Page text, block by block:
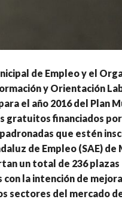
de Empleo y el
y Orientación
el año 2016 del Plan
gratuitos financiados por
que estén
de Empleo (SAE) de
un total de 236 plazas
la intención de
sectores del mercado